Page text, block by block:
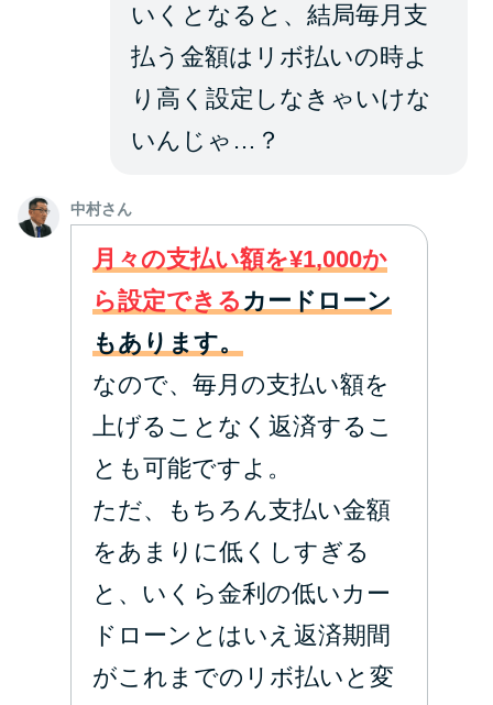
いくとなると、結局毎月支
払う金額はリボ払いの時よ
り高く設定しなきゃいけな
いんじゃ…？
中村さん
月々の支払い額を¥1,000か
ら設定できる カードローン
もあります。
なので、毎月の支払い額を
上げることなく返済するこ
とも可能ですよ。
ただ、もちろん支払い金額
をあまりに低くしすぎる
と、いくら金利の低いカー
ドローンとはいえ返済期間
がこれまでのリボ払いと変